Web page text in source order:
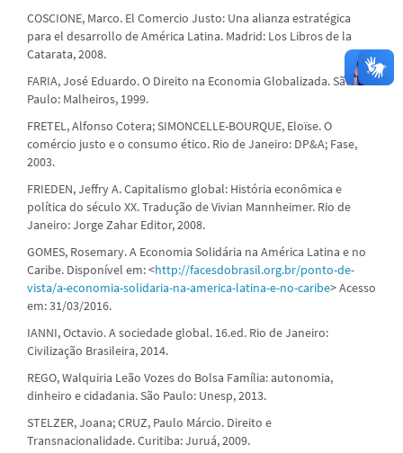
COSCIONE, Marco. El Comercio Justo: Una alianza estratégica
para el desarrollo de América Latina. Madrid: Los Libros de la
Catarata, 2008.
FARIA, José Eduardo. O Direito na Economia Globalizada. São
Paulo: Malheiros, 1999.
FRETEL, Alfonso Cotera; SIMONCELLE-BOURQUE, Eloïse. O
comércio justo e o consumo ético. Rio de Janeiro: DP&A; Fase,
2003.
FRIEDEN, Jeffry A. Capitalismo global: História econômica e
política do século XX. Tradução de Vivian Mannheimer. Rio de
Janeiro: Jorge Zahar Editor, 2008.
GOMES, Rosemary. A Economia Solidária na América Latina e no
Caribe. Disponível em: <http://facesdobrasil.org.br/ponto-de-
vista/a-economia-solidaria-na-america-latina-e-no-caribe> Acesso
em: 31/03/2016.
IANNI, Octavio. A sociedade global. 16.ed. Rio de Janeiro:
Civilização Brasileira, 2014.
REGO, Walquiria Leão Vozes do Bolsa Família: autonomia,
dinheiro e cidadania. São Paulo: Unesp, 2013.
STELZER, Joana; CRUZ, Paulo Márcio. Direito e
Transnacionalidade. Curitiba: Juruá, 2009.